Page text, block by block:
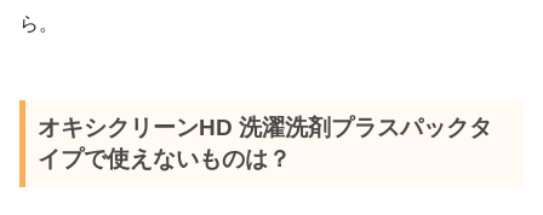
ら。
オキシクリーンHD 洗濯洗剤プラスパックタ
イプで使えないものは？